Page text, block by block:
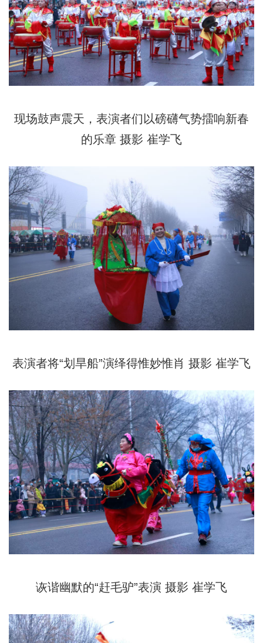
现场鼓声震天，表演者们以磅礴气势擂响新春
的乐章 摄影 崔学飞
表演者将“划旱船”演绎得惟妙惟肖 摄影 崔学飞
诙谐幽默的“赶毛驴”表演 摄影 崔学飞